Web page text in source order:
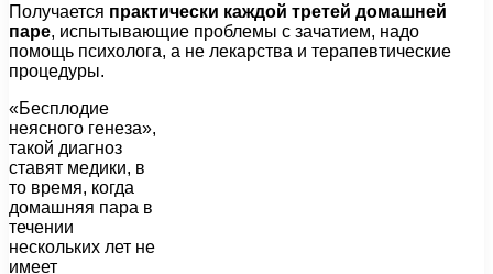
Получается практически каждой третей домашней
паре, испытывающие проблемы с зачатием, надо
помощь психолога, а не лекарства и терапевтические
процедуры.
«Бесплодие
неясного генеза»,
такой диагноз
ставят медики, в
то время, когда
домашняя пара в
течении
нескольких лет не
имеет